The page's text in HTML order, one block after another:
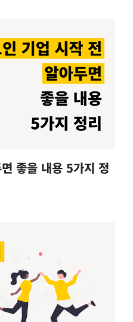
좋을 내용 5가지 정